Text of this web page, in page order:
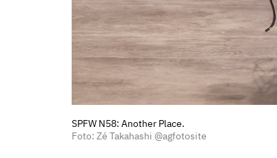
SPFW N58: Another Place.
Foto: Zé Takahashi @agfotosite